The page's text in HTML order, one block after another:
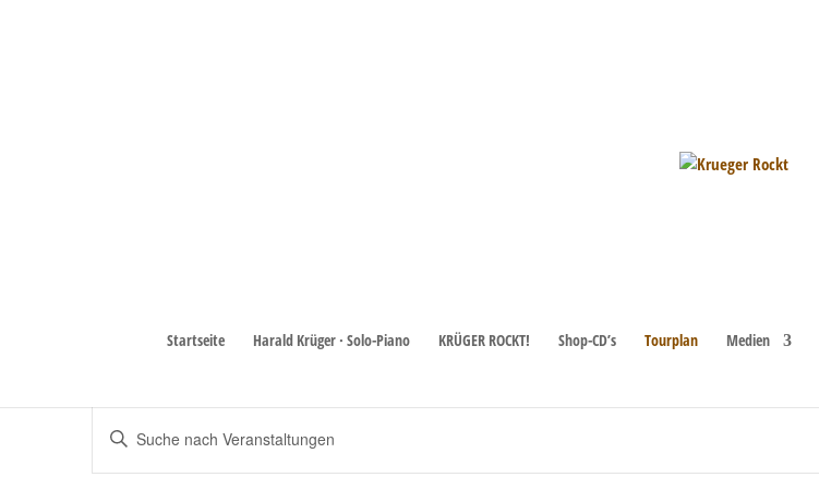
Startseite Harald Krüger · Solo-Piano KRÜGER ROCKT! Shop-CD’s Tourplan Medien
Harald Krüger
Veranstaltungen
Veranstaltungen
Suche
Bitte